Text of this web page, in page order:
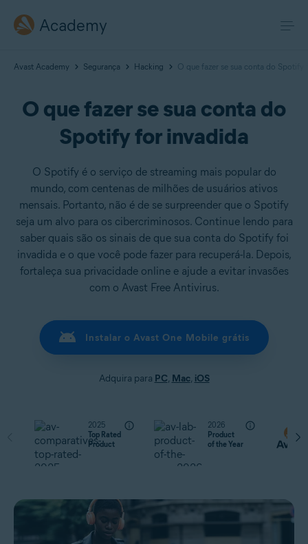
Academy
Avast Academy Segurança Hacking O que fazer se sua conta do Spotify
O que fazer se sua conta do
Spotify for invadida
O Spotify é o serviço de streaming mais popular do
mundo, com centenas de milhões de usuários ativos
mensais. Portanto, não é de se surpreender que o Spotify
seja um alvo para os cibercriminosos. Continue lendo para
saber quais são os sinais de que sua conta do Spotify foi
invadida e o que você pode fazer para recuperá-la. Depois,
fortaleça sua privacidade online e ajude a evitar invasões
com o Avast Free Antivirus.
Instalar o Avast One Mobile grátis
Adquira para PC, Mac, iOS
2025
Top Rated
Product
2026
Product
of the Year